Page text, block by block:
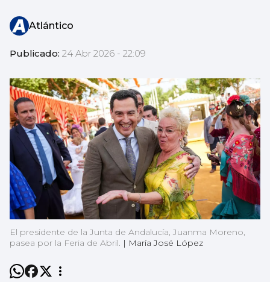
Atlántico
Publicado: 24 Abr 2026 - 22:09
El presidente de la Junta de Andalucía, Juanma Moreno,
pasea por la Feria de Abril. | María José López